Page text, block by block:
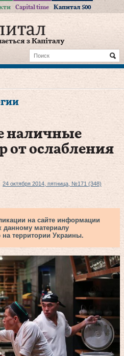
Capital time Капитал 500
з Капіталу
наличные
от ослабления
24 октября 2014, пятница, №171 (348)
на сайте информации
данному материалу
на территории Украины.